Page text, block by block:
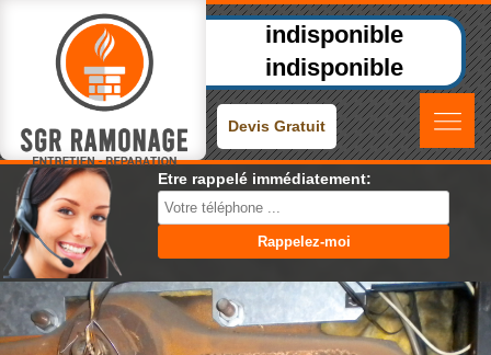
indisponible
indisponible
Devis Gratuit
Etre rappelé immédiatement: